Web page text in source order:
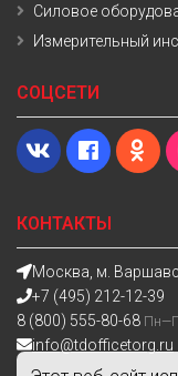
КОНТАКТЫ
Москва, м.
+7 (495) 212-12-39
8 (800) 555-80-68
info@tdofficetorg.ru
Силовое
Измерительный
СОЦСЕТИ